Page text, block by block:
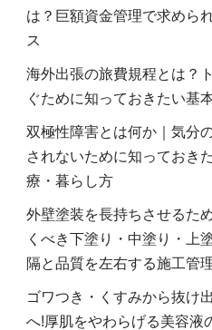
は？巨額資金管理で求めら
ス
海外出張の旅費規程とは？
ぐために知っておきたい基
双極性障害とは何か｜気分
されないために知っておき
療・暮らし方
外壁塗装を長持ちさせるた
くべき下塗り・中塗り・上
隔と品質を左右する施工管
ゴワつき・くすみから抜け
へ!厚肌をやわらげる美容液